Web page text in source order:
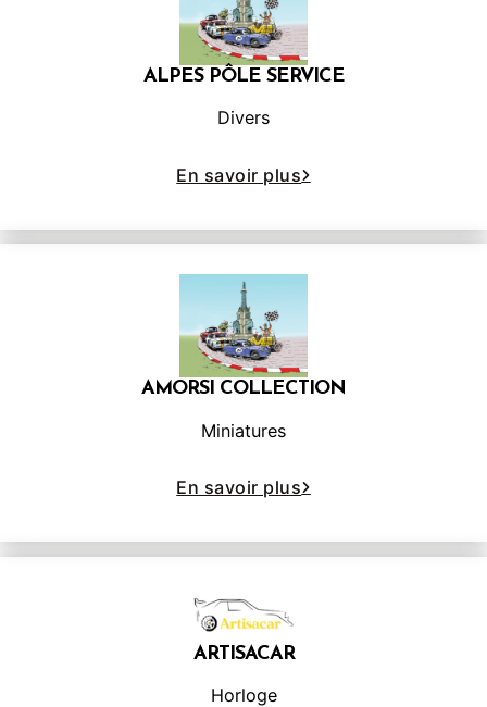
ALPES PÔLE SERVICE
Divers
En savoir plus
AMORSI COLLECTION
Miniatures
En savoir plus
ARTISACAR
Horloge